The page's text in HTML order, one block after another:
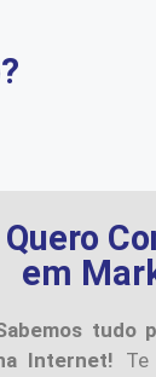
Quero
em
tudo
Internet!